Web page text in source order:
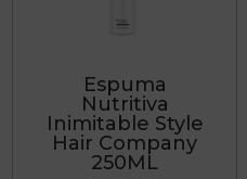
Espuma
Nutritiva
Inimitable Style
Hair Company
250ML